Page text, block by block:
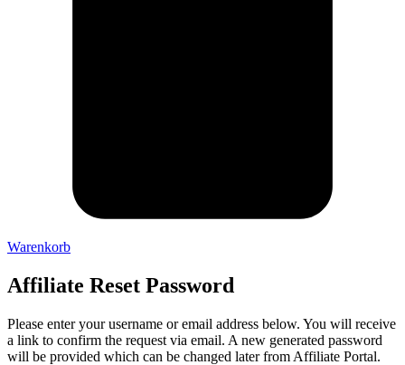
Warenkorb
Affiliate Reset Password
Please enter your username or email address below. You will receive
a link to confirm the request via email. A new generated password
will be provided which can be changed later from Affiliate Portal.